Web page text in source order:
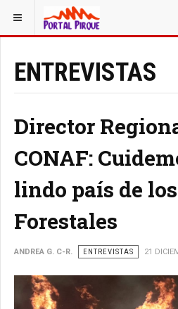
ESTÁ AQUÍ:
ENTREVISTAS
Director
CONAF:
lindo país de
Forestales
ANDREA G. C-R. ENTREVISTAS 21